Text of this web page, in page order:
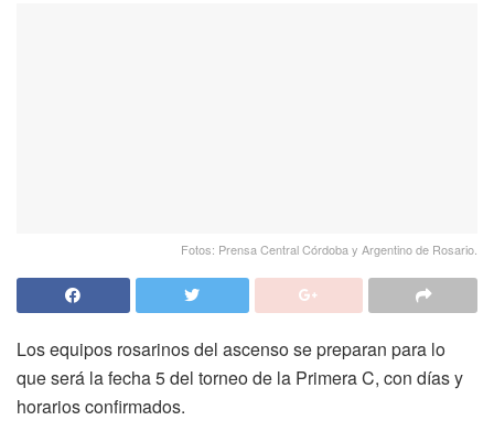
Fotos: Prensa Central Córdoba y Argentino de Rosario.
Los equipos rosarinos del ascenso se preparan para lo
que será la fecha 5 del torneo de la Primera C, con días y
horarios confirmados.